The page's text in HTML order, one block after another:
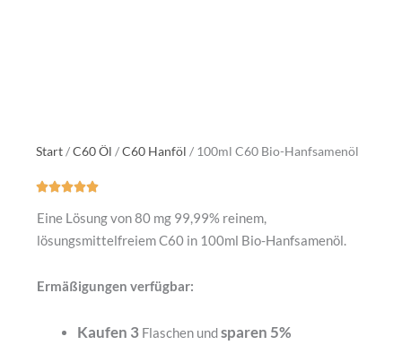
Start/C60 Öl /C60 Hanföl / 100ml C60 Bio-Hanfsamenöl

mit
5
5
Eine Lösung von 80 mg 99,99% reinem,
lösungsmittelfreiem C60 in 100ml Bio-Hanfsamenöl.
Ermäßigungen verfügbar:
Kaufen 3 Flaschen undsparen 5%